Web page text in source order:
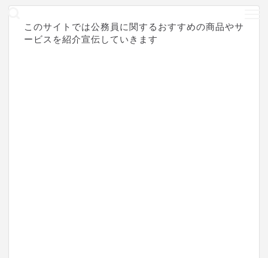
このサイトでは公務員に関するおすすめの商品やサ
ービスを紹介宣伝していきます